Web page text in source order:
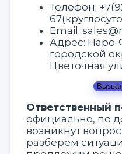
Телефон:
67
Email:
Адрес: Наро-
городской
Цветочная
Ответственный
официально, по
возникнут
разберём